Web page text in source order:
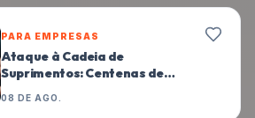
PARA EMPRESAS
Estratégia de Conscientização
Reduz Phishing em 94% no Grupo
08 DE AGO.